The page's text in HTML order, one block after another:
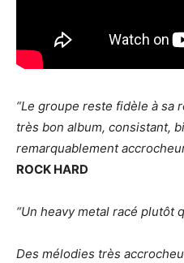
“Le groupe reste fidèle à
très bon album, consistant,
remarquablement
ROCK HARD
“Un heavy metal racé plutôt
Des mélodies très